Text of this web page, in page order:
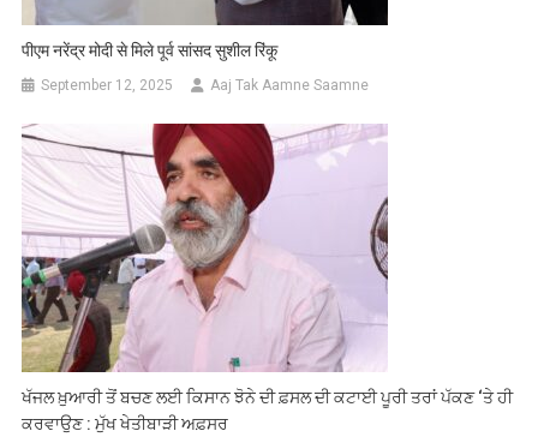
पीएम नरेंद्र मोदी से मिले पूर्व सांसद सुशील रिंकू
September 12, 2025 Aaj Tak Aamne Saamne
ਖੱਜਲ ਖ਼ੁਆਰੀ ਤੋਂ ਬਚਣ ਲਈ ਕਿਸਾਨ ਝੋਨੇ ਦੀ ਫ਼ਸਲ ਦੀ ਕਟਾਈ ਪੂਰੀ ਤਰਾਂ ਪੱਕਣ ‘ਤੇ ਹੀ
ਕਰਵਾਉਣ : ਮੁੱਖ ਖੇਤੀਬਾੜੀ ਅਫ਼ਸਰ